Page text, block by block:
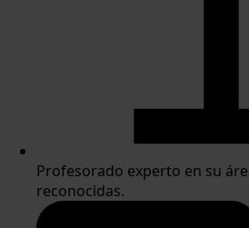
Profesorado experto en su
reconocidas.